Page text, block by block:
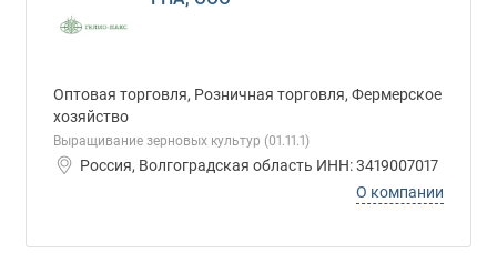
Оптовая торговля, Розничная торговля, Фермерское
хозяйство
Выращивание зерновых культур (01.11.1)
Россия, Волгоградская область ИНН: 3419007017
О компании